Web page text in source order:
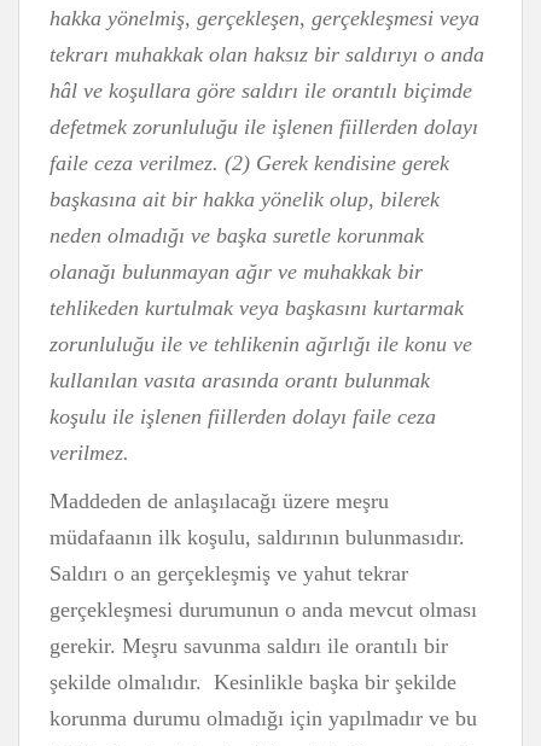
hakka yönelmiş, gerçekleşen, gerçekleşmesi veya
tekrarı muhakkak olan haksız bir saldırıyı o anda
hâl ve koşullara göre saldırı ile orantılı biçimde
defetmek zorunluluğu ile işlenen fiillerden dolayı
faile ceza verilmez. (2) Gerek kendisine gerek
başkasına ait bir hakka yönelik olup, bilerek
neden olmadığı ve başka suretle korunmak
olanağı bulunmayan ağır ve muhakkak bir
tehlikeden kurtulmak veya başkasını kurtarmak
zorunluluğu ile ve tehlikenin ağırlığı ile konu ve
kullanılan vasıta arasında orantı bulunmak
koşulu ile işlenen fiillerden dolayı faile ceza
verilmez.
Maddeden de anlaşılacağı üzere meşru
müdafaanın ilk koşulu, saldırının bulunmasıdır.
Saldırı o an gerçekleşmiş ve yahut tekrar
gerçekleşmesi durumunun o anda mevcut olması
gerekir. Meşru savunma saldırı ile orantılı bir
şekilde olmalıdır. Kesinlikle başka bir şekilde
korunma durumu olmadığı için yapılmadır ve bu